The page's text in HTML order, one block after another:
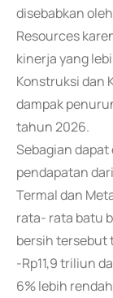
disebabkan
Resources
kinerja yang
Konstruksi dan
dampak
tahun 2026.
Sebagian
pendapatan
Termal dan
rata- rata batu
bersih tersebut
-Rp11,9 triliun
6% lebih